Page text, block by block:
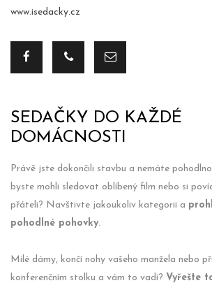
www.isedacky.cz
SEDAČKY DO KAŽDÉ
DOMÁCNOSTI
Právě jste dokončili stavbu a nemáte
byste mohli sledovat oblíbený film nebo si
přáteli? Navštivte jakoukoliv kategorii a
pohodlné pohovky.
Milé dámy, končí nohy vašeho manžela nebo
konferenčním stolku a vám to vadí? Vyřešte